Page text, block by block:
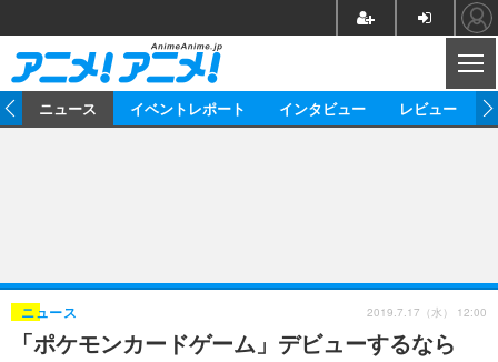
ゲーム グッズ
海外イベント ビジネス
俳優・タレント アーティスト
アニメ 実写
動画
ニュース イベントレポート インタビュー レビュー
「ポケモンカードゲーム」デビューするなら
ニュース 2019.7.17（水） 12:00